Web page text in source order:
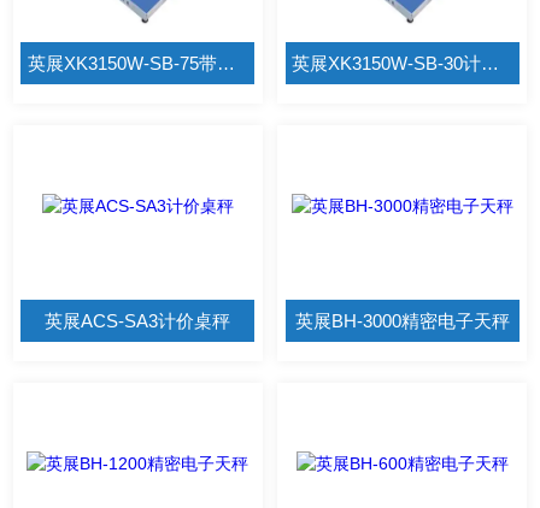
英展XK3150W-SB-75带报警电子秤 英展XK3150W-SB-30计重电子秤
英展ACS-SA3计价桌秤 英展BH-3000精密电子天秤